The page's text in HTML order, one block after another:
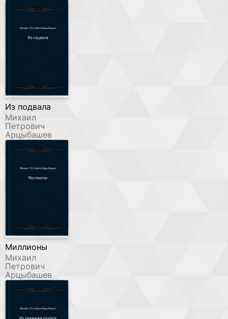
Из подвала
Михаил
Петрович
Арцыбашев
Миллионы
Михаил
Петрович
Арцыбашев